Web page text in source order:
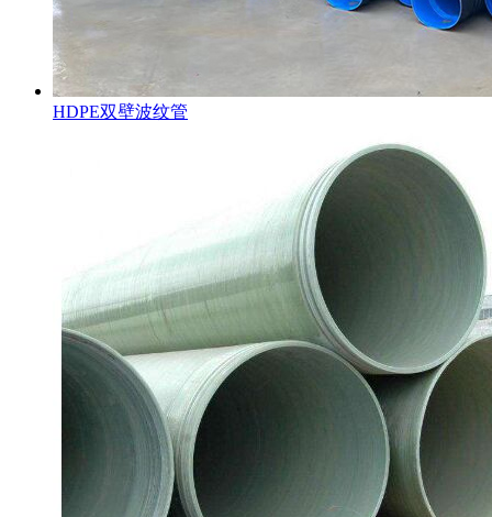
HDPE双壁波纹管